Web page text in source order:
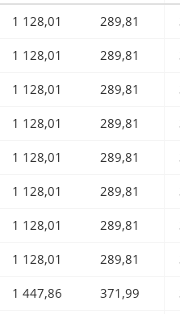
1 128,01 289,81
1 128,01 289,81
1 128,01 289,81
1 128,01 289,81
1 128,01 289,81
1 128,01 289,81
1 128,01 289,81
1 128,01 289,81
1 447,86 371,99